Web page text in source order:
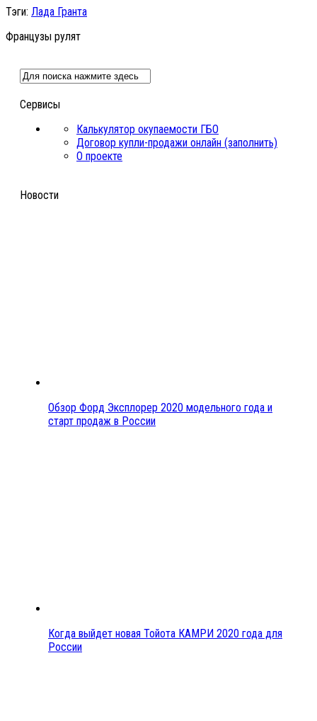
Тэги: Лада Гранта
Французы рулят
Сервисы
Калькулятор окупаемости ГБО
Договор купли-продажи онлайн (заполнить)
О проекте
Новости
Обзор Форд Эксплорер 2020 модельного года и
старт продаж в России
Когда выйдет новая Тойота КАМРИ 2020 года для
России